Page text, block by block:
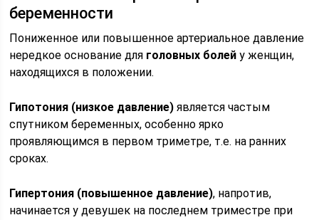
беременности
Пониженное или повышенное артериальное давление
нередкое основание для головных болей у женщин,
находящихся в положении.
Гипотония (низкое давление) является частым
спутником беременных, особенно ярко
проявляющимся в первом триметре, т.е. на ранних
сроках.
Гипертония (повышенное давление), напротив,
начинается у девушек на последнем триместре при